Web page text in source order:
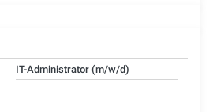
IT-Administrator (m/w/d)